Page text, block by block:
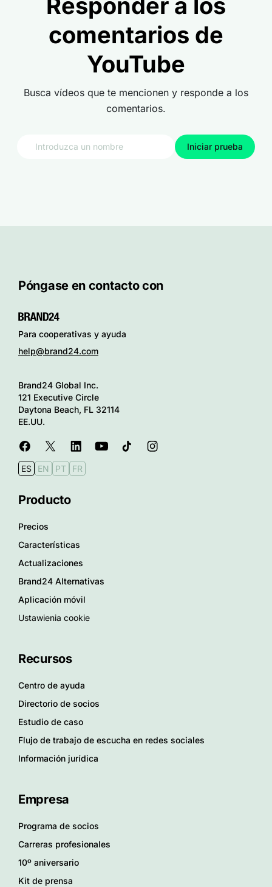
comentarios de
YouTube
Busca vídeos que te mencionen y responde a los
comentarios.
Iniciar prueba
Póngase en contacto con
Para cooperativas y ayuda
help@brand24.com
Brand24 Global Inc.
121 Executive Circle
Daytona Beach, FL 32114
EE.UU.
ES EN PT FR
Producto
Precios
Características
Actualizaciones
Brand24 Alternativas
Aplicación móvil
Ustawienia cookie
Recursos
Centro de ayuda
Directorio de socios
Estudio de caso
Flujo de trabajo de escucha en redes sociales
Información jurídica
Empresa
Programa de socios
Carreras profesionales
10º aniversario
Kit de prensa